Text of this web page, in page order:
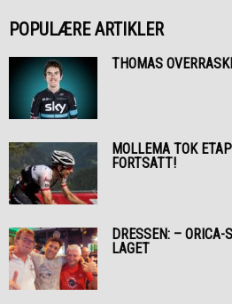
POPULÆRE ARTIKLER
THOMAS
MOLLEMA TOK
FORTSATT!
DRESSEN: – ORICA-
LAGET